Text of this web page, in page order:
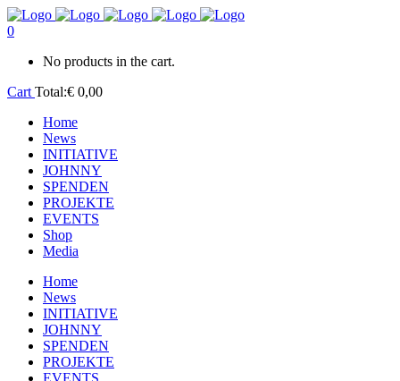
0
No products in the cart.
Cart Total:€ 0,00
Home
News
INITIATIVE
JOHNNY
SPENDEN
PROJEKTE
EVENTS
Shop
Media
Home
News
INITIATIVE
JOHNNY
SPENDEN
PROJEKTE
EVENTS